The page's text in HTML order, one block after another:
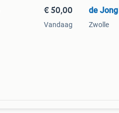
€ 50,00
Vandaag
de Jong
Zwolle